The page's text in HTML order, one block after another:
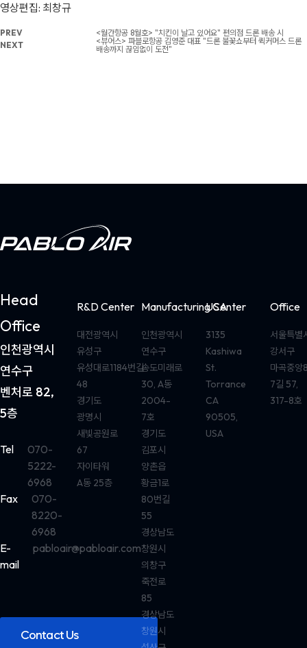
영상편집: 최창규
PREV
<월간항공 8월호> "치킨이 날고 있어요" 편의점 드론 배송 시
NEXT
<뷰어스> 파블로항공 김영준 대표 "드론 불꽃쇼부터 퀵커머스 드론
배송까지 끊임없이 도전"
Head
Office
인천광역시
연수구
벤처로 82,
5층
Tel
070-
5222-
6968
Fax
070-
8220-
6968
E-
mail
pabloair@pabloair.com
Contact Us
R&D Center
대전광역시
유성구
유성대로1184번길
48
경기도
광명시
새빛공원로
67
자이타워
A동 25층
Manufacturing Center
인천광역시
연수구
송도미래로
30, A동
2004-
7호
경기도
김포시
양촌읍
황금1로
80번길
55
경상남도
창원시
의창구
죽전로
85
경상남도
창원시
USA
3135
Kashiwa
St.
Torrance
CA
90505,
USA
Office
서울특별
강서구
마곡중앙
7길 57,
317-8호